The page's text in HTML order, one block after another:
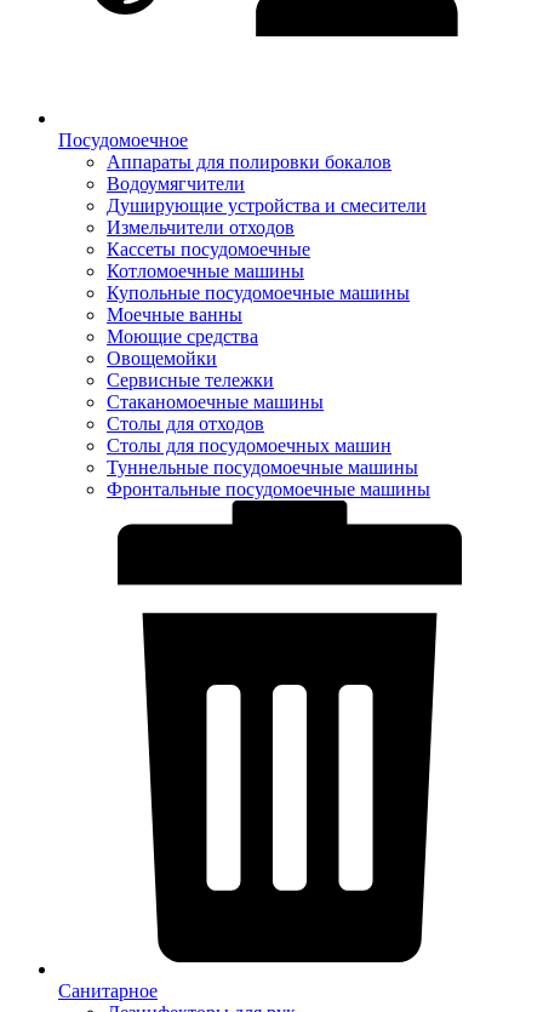
Посудомоечное
Аппараты для полировки бокалов
Водоумягчители
Душирующие устройства и смесители
Измельчители отходов
Кассеты посудомоечные
Котломоечные машины
Купольные посудомоечные машины
Моечные ванны
Моющие средства
Овощемойки
Сервисные тележки
Стаканомоечные машины
Столы для отходов
Столы для посудомоечных машин
Туннельные посудомоечные машины
Фронтальные посудомоечные машины
Санитарное